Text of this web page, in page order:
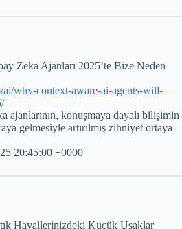
Zeka Ajanları 2025’te Bize Neden
ai/why-context-aware-ai-agents-will-
ajanlarının, konuşmaya dayalı bilişimin
gelmesiyle artırılmış zihniyet ortaya
20:45:00 +0000
Hayallerinizdeki Küçük Uşaklar